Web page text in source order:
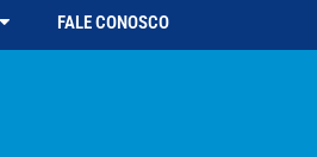
FALE CONOSCO